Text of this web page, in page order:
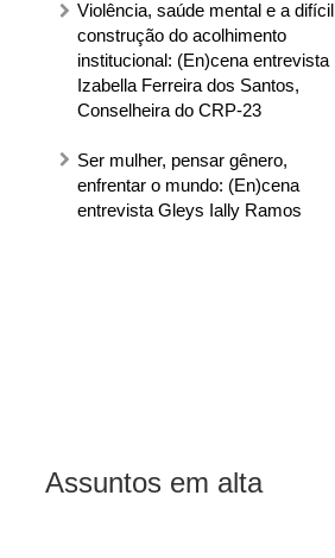
Violência, saúde mental e a difícil
construção do acolhimento
institucional: (En)cena entrevista
Izabella Ferreira dos Santos,
Conselheira do CRP-23
Ser mulher, pensar gênero,
enfrentar o mundo: (En)cena
entrevista Gleys Ially Ramos
Assuntos em alta